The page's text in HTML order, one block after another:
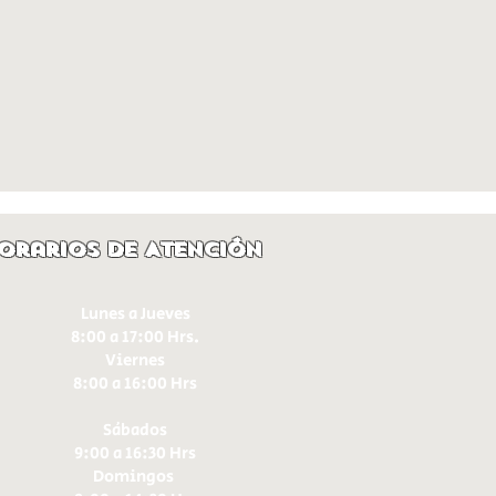
de Atención
Lunes a Jueves
8:00 a 17:00 Hrs.
Viernes
8:00 a 16:00 Hrs​
Sábados
9:00 a 16:30 Hrs
Domingos